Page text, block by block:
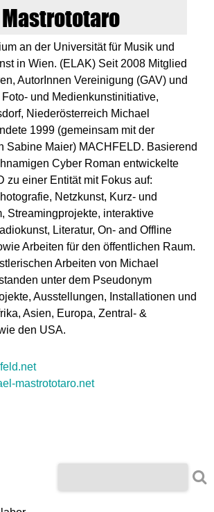
an der Universität für Musik und
in Wien. (ELAK) Seit 2008 Mitglied
AutorInnen Vereinigung (GAV) und
und Medienkunstinitiative,
Niederösterreich Michael
1999 (gemeinsam mit der
Sabine Maier) MACHFELD. Basierend
Cyber Roman entwickelte
zu einer Entität mit Fokus auf:
Netzkunst, Kurz- und
Streamingprojekte, interaktive
Literatur, On- and Offline
Arbeiten für den öffentlichen Raum.
Arbeiten von Michael
unter dem Pseudonym
Ausstellungen, Installationen und
Asien, Europa, Zentral- &
den USA.
mastrototaro.net